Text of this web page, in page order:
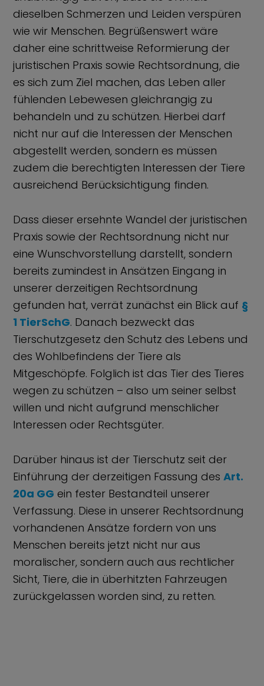
dieselben Schmerzen und Leiden verspüren
wie wir Menschen. Begrüßenswert wäre
daher eine schrittweise Reformierung der
juristischen Praxis sowie Rechtsordnung, die
es sich zum Ziel machen, das Leben aller
fühlenden Lebewesen gleichrangig zu
behandeln und zu schützen. Hierbei darf
nicht nur auf die Interessen der Menschen
abgestellt werden, sondern es müssen
zudem die berechtigten Interessen der Tiere
ausreichend Berücksichtigung finden.
Dass dieser ersehnte Wandel der juristischen
Praxis sowie der Rechtsordnung nicht nur
eine Wunschvorstellung darstellt, sondern
bereits zumindest in Ansätzen Eingang in
unserer derzeitigen Rechtsordnung
gefunden hat, verrät zunächst ein Blick auf §
1 TierSchG. Danach bezweckt das
Tierschutzgesetz den Schutz des Lebens und
des Wohlbefindens der Tiere als
Mitgeschöpfe. Folglich ist das Tier des Tieres
wegen zu schützen – also um seiner selbst
willen und nicht aufgrund menschlicher
Interessen oder Rechtsgüter.
Darüber hinaus ist der Tierschutz seit der
Einführung der derzeitigen Fassung desArt.
20a GG ein fester Bestandteil unserer
Verfassung. Diese in unserer Rechtsordnung
vorhandenen Ansätze fordern von uns
Menschen bereits jetzt nicht nur aus
moralischer, sondern auch aus rechtlicher
Sicht, Tiere, die in überhitzten Fahrzeugen
zurückgelassen worden sind, zu retten.